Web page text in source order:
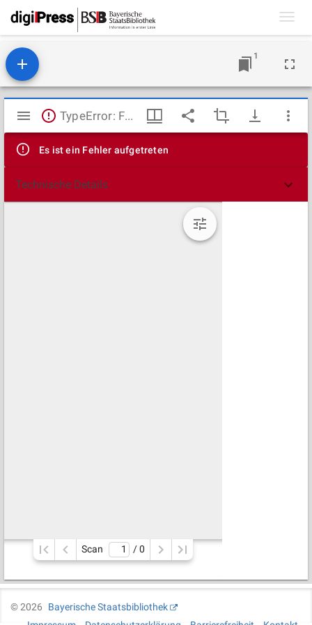
1
Mirador
Viewer
TypeError: Failed to fetch
Es ist ein Fehler aufgetreten
Technische Details
Scan / 0
©2026
Bayerische Staatsbibliothek